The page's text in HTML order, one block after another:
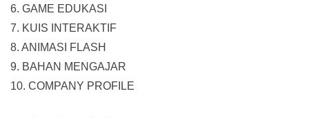
6. GAME EDUKASI
7. KUIS INTERAKTIF
8. ANIMASI FLASH
9. BAHAN MENGAJAR
10. COMPANY PROFILE